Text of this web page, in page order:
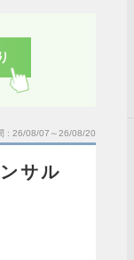
26/08/07～26/08/20
サル